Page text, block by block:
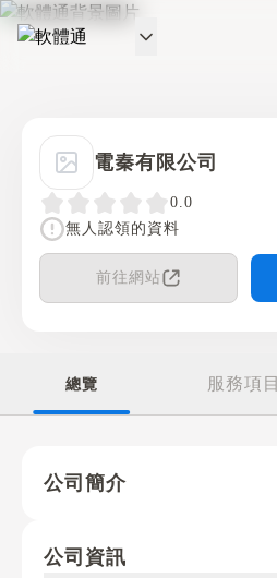
軟體通
電秦有限公司
0.0
無人認領的資料
前往網站
總覽 服務項目
公司簡介
公司資訊